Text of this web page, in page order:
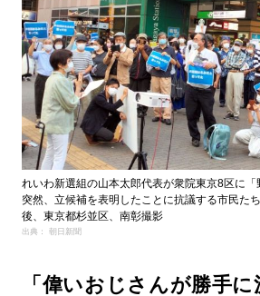
れいわ新選組の山本太郎代表が衆院東京8区に
突然、立候補を表明したことに抗議する市民た
後、東京都杉並区、南彰撮影
出典： 朝日新聞
「偉いおじさんが勝手